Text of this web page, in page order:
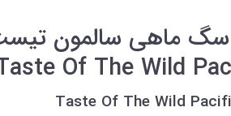
ماهی سالمون
Of The Wild
Taste Of The Wild